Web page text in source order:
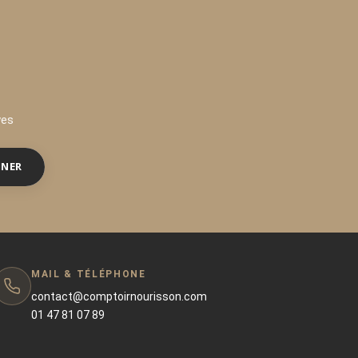
MAIL & TÉLÉPHONE
contact@comptoirnourisson.com
01 47 81 07 89